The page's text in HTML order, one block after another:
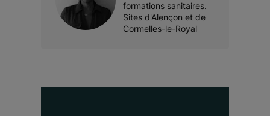
formations sanitaires.
Sites d'Alençon et de
Cormelles-le-Royal